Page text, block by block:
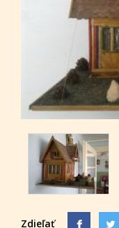
Zdieľať